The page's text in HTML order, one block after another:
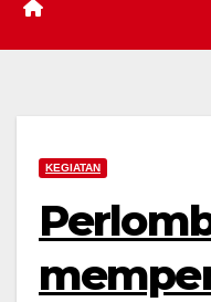
KEGIATAN